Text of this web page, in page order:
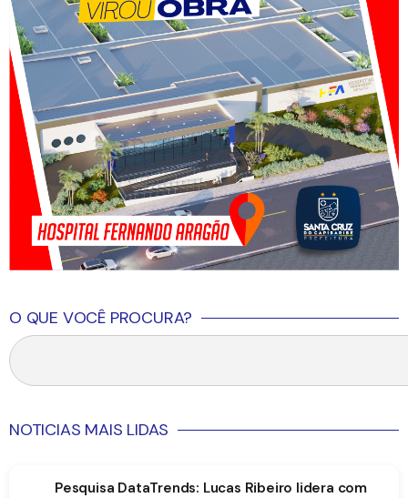
O QUE VOCÊ PROCURA?
NOTICIAS MAIS LIDAS
Pesquisa DataTrends: Lucas Ribeiro lidera com